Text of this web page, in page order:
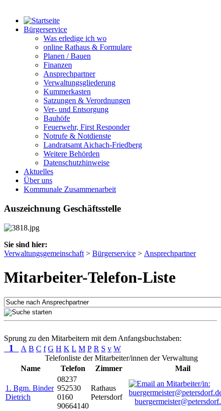
Bürgerservice
Was erledige ich wo
online Rathaus & Formulare
Planen / Bauen
Finanzen
Ansprechpartner
Verwaltungsgliederung
Kummerkasten
Satzungen & Verordnungen
Ver- und Entsorgung
Bauhöfe
Feuerwehr, First Responder
Notrufe & Notdienste
Landratsamt Aichach-Friedberg
Weitere Behörden
Datenschutzhinweise
Aktuelles
Über uns
Kommunale Zusammenarbeit
Auszeichnung Geschäftsstelle
Sie sind hier:
Verwaltungsgemeinschaft > Bürgerservice > Ansprechpartner
Mitarbeiter-Telefon-Liste
Sprung zu den Mitarbeitern mit dem Anfangsbuchstaben:
1 A B C f G H K L M P R S v W
Telefonliste der Mitarbeiter/innen der Verwaltung
Name
Telefon Zimmer Mail
1. Bgm. Binder
Dietrich
08237
952530
0160
90664140
Rathaus
Petersdorf